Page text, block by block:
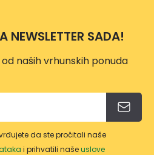
NEWSLETTER SADA!
naših vrhunskih ponuda
da ste pročitali naše
i prihvatili našeuslove